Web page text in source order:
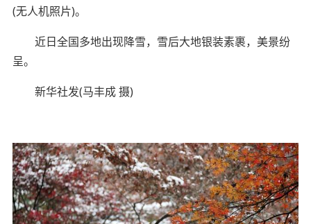
(无人机照片)。
近日全国多地出现降雪，雪后大地银装素裹，美景纷
呈。
新华社发(马丰成 摄)